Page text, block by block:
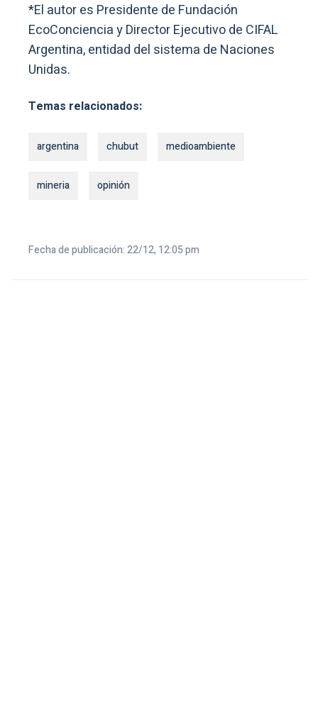
*El autor es Presidente de Fundación
EcoConciencia y Director Ejecutivo de CIFAL
Argentina, entidad del sistema de Naciones
Unidas.
Temas relacionados:
argentina chubut medioambiente
mineria opinión
Fecha de publicación: 22/12, 12:05 pm